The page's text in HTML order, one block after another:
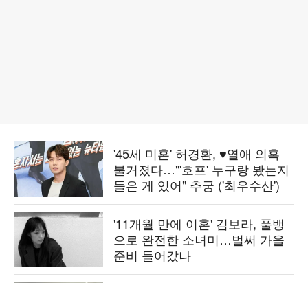
'45세 미혼' 허경환, ♥열애 의혹
불거졌다…"'호프' 누구랑 봤는지
들은 게 있어" 추궁 ('최우수산')
'11개월 만에 이혼' 김보라, 풀뱅
으로 완전한 소녀미…벌써 가을
준비 들어갔나